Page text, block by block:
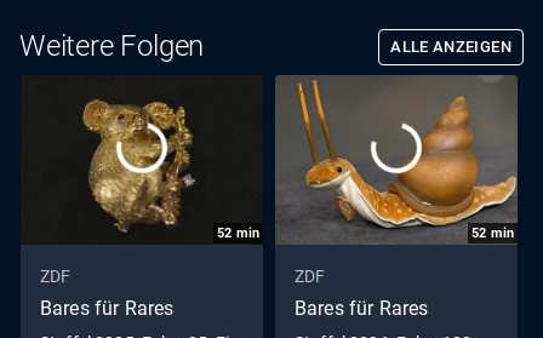
Weitere Folgen ALLE ANZEIGEN
52 min
ZDF
Bares für Rares
52 min
ZDF
Bares für Rares